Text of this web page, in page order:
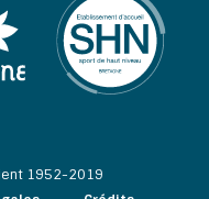
1952-2019